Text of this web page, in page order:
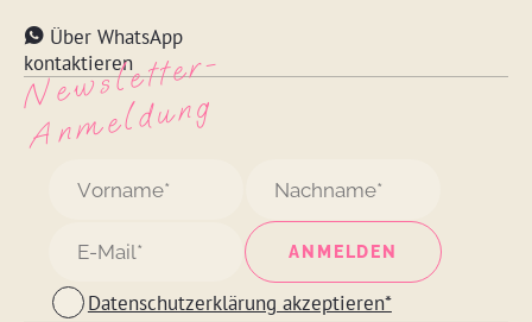
Über WhatsApp
kontaktieren
N
e
w
s
l
ett
e
r
-
A
n
m
e
l
d
u
n
g
Datenschutzerklärung akzeptieren*